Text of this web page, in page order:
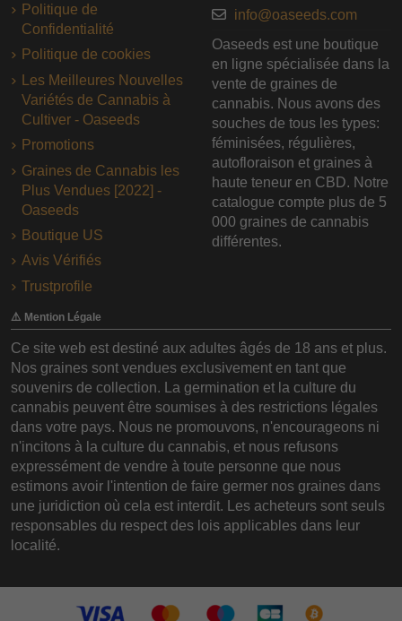
Politique de
Confidentialité
Politique de cookies
Les Meilleures Nouvelles
Variétés de Cannabis à
Cultiver - Oaseeds
Promotions
Graines de Cannabis les
Plus Vendues [2022] -
Oaseeds
Boutique US
Avis Vérifiés
Trustprofile
info@oaseeds.com
Oaseeds est une boutique
en ligne spécialisée dans la
vente de graines de
cannabis. Nous avons des
souches de tous les types:
féminisées, régulières,
autofloraison et graines à
haute teneur en CBD. Notre
catalogue compte plus de 5
000 graines de cannabis
différentes.
⚠️ Mention Légale
Ce site web est destiné aux adultes âgés de 18 ans et plus.
Nos graines sont vendues exclusivement en tant que
souvenirs de collection. La germination et la culture du
cannabis peuvent être soumises à des restrictions légales
dans votre pays. Nous ne promouvons, n'encourageons ni
n'incitons à la culture du cannabis, et nous refusons
expressément de vendre à toute personne que nous
estimons avoir l'intention de faire germer nos graines dans
une juridiction où cela est interdit. Les acheteurs sont seuls
responsables du respect des lois applicables dans leur
localité.